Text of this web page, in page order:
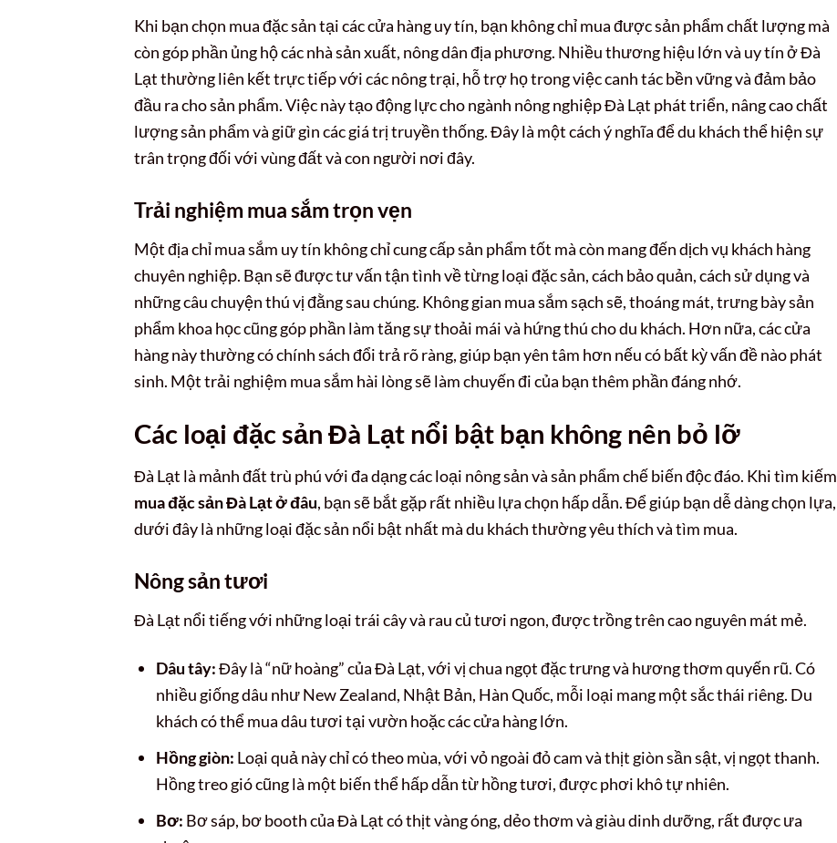
Khi bạn chọn mua đặc sản tại các cửa hàng uy tín, bạn không chỉ mua được sản phẩm chất lượng mà
còn góp phần ủng hộ các nhà sản xuất, nông dân địa phương. Nhiều thương hiệu lớn và uy tín ở Đà
Lạt thường liên kết trực tiếp với các nông trại, hỗ trợ họ trong việc canh tác bền vững và đảm bảo
đầu ra cho sản phẩm. Việc này tạo động lực cho ngành nông nghiệp Đà Lạt phát triển, nâng cao chất
lượng sản phẩm và giữ gìn các giá trị truyền thống. Đây là một cách ý nghĩa để du khách thể hiện sự
trân trọng đối với vùng đất và con người nơi đây.
Trải nghiệm mua sắm trọn vẹn
Một địa chỉ mua sắm uy tín không chỉ cung cấp sản phẩm tốt mà còn mang đến dịch vụ khách hàng
chuyên nghiệp. Bạn sẽ được tư vấn tận tình về từng loại đặc sản, cách bảo quản, cách sử dụng và
những câu chuyện thú vị đằng sau chúng. Không gian mua sắm sạch sẽ, thoáng mát, trưng bày sản
phẩm khoa học cũng góp phần làm tăng sự thoải mái và hứng thú cho du khách. Hơn nữa, các cửa
hàng này thường có chính sách đổi trả rõ ràng, giúp bạn yên tâm hơn nếu có bất kỳ vấn đề nào phát
sinh. Một trải nghiệm mua sắm hài lòng sẽ làm chuyến đi của bạn thêm phần đáng nhớ.
Các loại đặc sản Đà Lạt nổi bật bạn không nên bỏ lỡ
Đà Lạt là mảnh đất trù phú với đa dạng các loại nông sản và sản phẩm chế biến độc đáo. Khi tìm kiếm
mua đặc sản Đà Lạt ở đâu, bạn sẽ bắt gặp rất nhiều lựa chọn hấp dẫn. Để giúp bạn dễ dàng chọn lựa,
dưới đây là những loại đặc sản nổi bật nhất mà du khách thường yêu thích và tìm mua.
Nông sản tươi
Đà Lạt nổi tiếng với những loại trái cây và rau củ tươi ngon, được trồng trên cao nguyên mát mẻ.
Dâu tây:Đây là “nữ hoàng” của Đà Lạt, với vị chua ngọt đặc trưng và hương thơm quyến rũ. Có
nhiều giống dâu như New Zealand, Nhật Bản, Hàn Quốc, mỗi loại mang một sắc thái riêng. Du
khách có thể mua dâu tươi tại vườn hoặc các cửa hàng lớn.
Hồng giòn: Loại quả này chỉ có theo mùa, với vỏ ngoài đỏ cam và thịt giòn sần sật, vị ngọt thanh.
Hồng treo gió cũng là một biến thể hấp dẫn từ hồng tươi, được phơi khô tự nhiên.
Bơ: Bơ sáp, bơ booth của Đà Lạt có thịt vàng óng, dẻo thơm và giàu dinh dưỡng, rất được ưa